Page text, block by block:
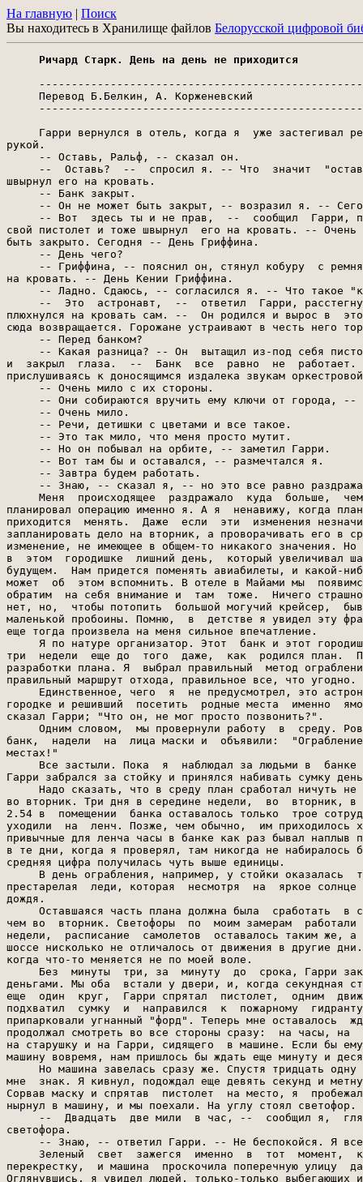
На главную | Поиск
Вы находитесь в Хранилище файлов Белорусской цифровой
Ричард Старк. День на день не приходится